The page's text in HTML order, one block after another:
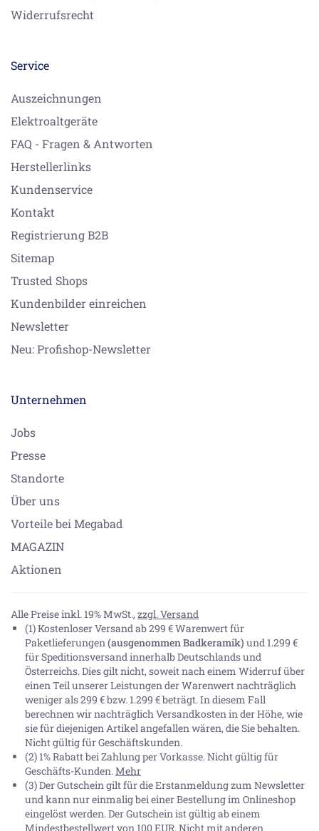
Widerrufsrecht
Service
Auszeichnungen
Elektroaltgeräte
FAQ - Fragen & Antworten
Herstellerlinks
Kundenservice
Kontakt
Registrierung B2B
Sitemap
Trusted Shops
Kundenbilder einreichen
Newsletter
Neu: Profishop-Newsletter
Unternehmen
Jobs
Presse
Standorte
Über uns
Vorteile bei Megabad
MAGAZIN
Aktionen
Alle Preise inkl. 19% MwSt., zzgl. Versand
(1) Kostenloser Versand ab 299 € Warenwert für
Paketlieferungen(ausgenommen Badkeramik) und 1.299 €
für Speditionsversand innerhalb Deutschlands und
Österreichs. Dies gilt nicht, soweit nach einem Widerruf über
einen Teil unserer Leistungen der Warenwert nachträglich
weniger als 299 € bzw. 1.299 € beträgt. In diesem Fall
berechnen wir nachträglich Versandkosten in der Höhe, wie
sie für diejenigen Artikel angefallen wären, die Sie behalten.
Nicht gültig für Geschäftskunden.
(2) 1% Rabatt bei Zahlung per Vorkasse. Nicht gültig für
Geschäfts-Kunden.Mehr
(3) Der Gutschein gilt für die Erstanmeldung zum Newsletter
und kann nur einmalig bei einer Bestellung im Onlineshop
eingelöst werden. Der Gutschein ist gültig ab einem
Mindestbestellwert von 100 EUR. Nicht mit anderen